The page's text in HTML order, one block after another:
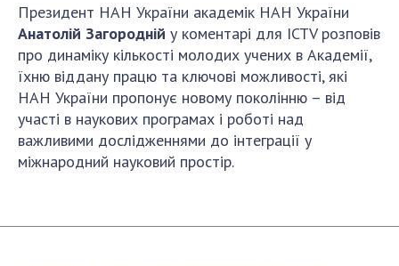
МІЖНАРОДНЕ СПІВРОБІТНИЦТВО
Членство в міжнародних організаціях
Міжнародні угоди
Міжнародні програми та конкурси
Президент НАН України академік НАН України
Анатолій Загородній у коментарі для ICTV розповів
про динаміку кількості молодих учених в Академії,
їхню віддану працю та ключові можливості, які
НАН України пропонує новому поколінню – від
участі в наукових програмах і роботі над
важливими дослідженнями до інтеграції у
міжнародний науковий простір.